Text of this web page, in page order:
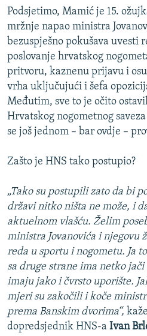
Podsjetimo, Mamić je 15.
mržnje napao ministra
bezuspješno pokušava uvesti
poslovanje hrvatskog
pritvoru, kaznenu prijavu i
vrha uključujući i šefa
Međutim, sve to je očito
Hrvatskog nogometnog
se još jednom – bar ovdje –
Zašto je HNS tako postupio?
„Tako su postupili zato da bi
državi nitko ništa ne može, i
aktuelnom vlašću. Želim
ministra Jovanovića i njegovu
reda u sportu i nogometu. Ja
sa druge strane ima netko
imaju jako i čvrsto uporište.
mjeri su zakočili i koče
prema Banskim dvorima“,
dopredsjednik HNS-a Ivan